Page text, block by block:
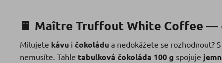
🍫 Maître Truffout White Coffee —
Milujete kávu i čokoládu a nedokážete se rozhodnout? S
nemusíte. Tahle tabulková čokoláda 100 g spojuje